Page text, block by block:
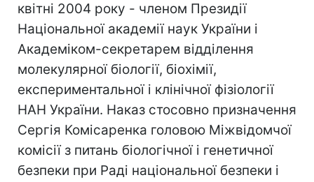
квітні 2004 року - членом Президії
Національної академії наук України і
Академіком-секретарем відділення
молекулярної біології, біохімії,
експериментальної і клінічної фізіології
НАН України. Наказ стосовно призначення
Сергія Комісаренка головою Міжвідомчої
комісії з питань біологічної і генетичної
безпеки при Раді національної безпеки і